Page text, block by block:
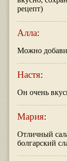
рецепт)
Алла:
Можно
Настя:
Он очень
Мария:
Отличный
болгарский